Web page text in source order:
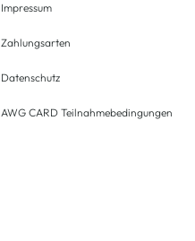
Impressum
Zahlungsarten
Datenschutz
AWG CARD Teilnahmebedingungen